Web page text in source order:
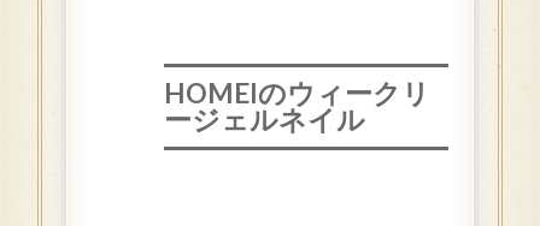
HOMEIのウィークリ
ージェルネイル